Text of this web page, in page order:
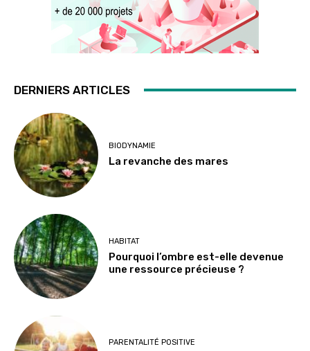
DERNIERS ARTICLES
BIODYNAMIE
La revanche des mares
HABITAT
Pourquoi l’ombre est-elle devenue
une ressource précieuse ?
PARENTALITÉ POSITIVE